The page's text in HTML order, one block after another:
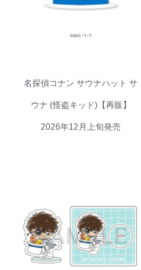
名探偵コナン サウナハット サ
ウナ (怪盗キッド)【再販】
2026年12月上旬発売
名探偵コナン ミニアクリルスタ
ンド サウナ (怪盗キッド)【再
販】 2026年12月上旬発売